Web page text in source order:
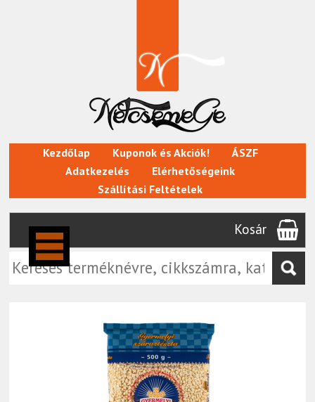
Kezdőlap Kuponok és Akciók!
ÁSZF
Adatkezelés
Elérhetőségeink
Szállítási Feltételek
Kosár